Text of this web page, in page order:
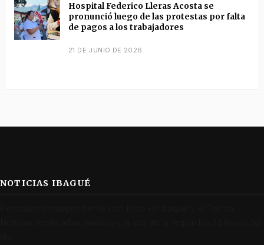
Hospital Federico Lleras Acosta se
pronunció luego de las protestas por falta
de pagos a los trabajadores
21 DE JUNIO DE 2026
NOTICIAS IBAGUÉ